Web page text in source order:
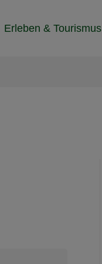
Erleben & Tourismus